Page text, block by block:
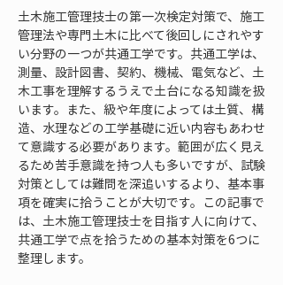
土木施工管理技士の第一次検定対策で、施工
管理法や専門土木に比べて後回しにされやす
い分野の一つが共通工学です。共通工学は、
測量、設計図書、契約、機械、電気など、土
木工事を理解するうえで土台になる知識を扱
います。また、級や年度によっては土質、構
造、水理などの工学基礎に近い内容もあわせ
て意識する必要があります。範囲が広く見え
るため苦手意識を持つ人も多いですが、試験
対策としては難問を深追いするより、基本事
項を確実に拾うことが大切です。この記事で
は、土木施工管理技士を目指す人に向けて、
共通工学で点を拾うための基本対策を6つに
整理します。